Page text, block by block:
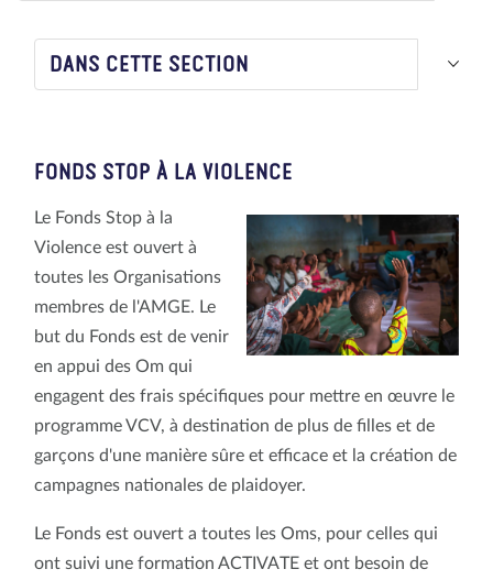
DANS CETTE SECTION
FONDS STOP À LA VIOLENCE
Le Fonds Stop à la
Violence est ouvert à
toutes les Organisations
membres de l'AMGE. Le
but du Fonds est de venir
en appui des Om qui
engagent des frais spécifiques pour mettre en œuvre le
programme VCV, à destination de plus de filles et de
garçons d'une manière sûre et efficace et la création de
campagnes nationales de plaidoyer.
Le Fonds est ouvert a toutes les Oms, pour celles qui
ont suivi une formation ACTIVATE et ont besoin de